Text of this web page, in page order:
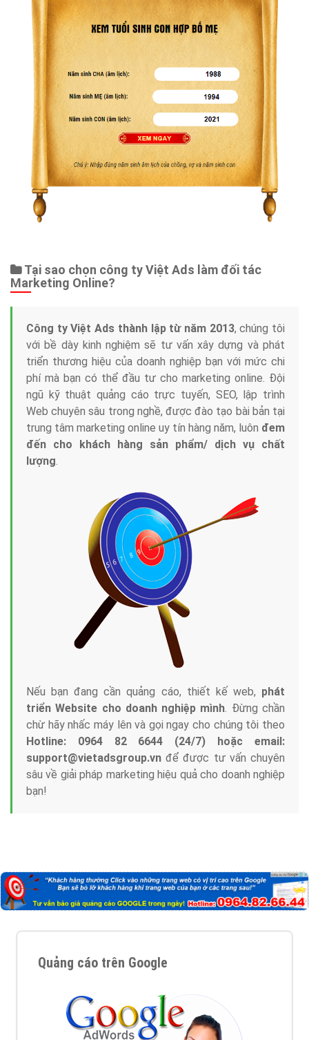
Tại sao chọn công ty Việt Ads làm đối tác
Marketing Online?
Công ty Việt Ads thành lập từ năm 2013, chúng tôi
với bề dày kinh nghiệm sẽ tư vấn xây dựng và phát
triển thương hiệu của doanh nghiệp bạn với mức chi
phí mà bạn có thể đầu tư cho marketing online. Đội
ngũ kỹ thuật quảng cáo trực tuyến, SEO, lập trình
Web chuyên sâu trong nghề, được đào tạo bài bản tại
trung tâm marketing online uy tín hàng năm, luôn đem
đến cho khách hàng sản phẩm/ dịch vụ chất
lượng.
Nếu bạn đang cần quảng cáo, thiết kế web, phát
triển Website cho doanh nghiệp mình. Đừng chần
chừ hãy nhấc máy lên và gọi ngay cho chúng tôi theo
Hotline: 0964 82 6644 (24/7) hoặc email:
support@vietadsgroup.vn để được tư vấn chuyên
sâu về giải pháp marketing hiệu quả cho doanh nghiệp
bạn!
Quảng cáo trên Google